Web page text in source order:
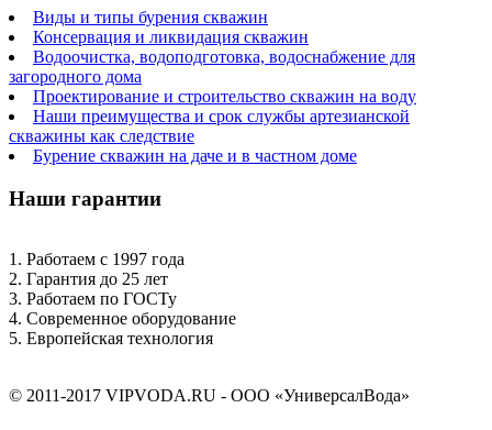
Виды и типы бурения скважин
Консервация и ликвидация скважин
Водоочистка, водоподготовка, водоснабжение для
загородного дома
Проектирование и строительство скважин на воду
Наши преимущества и срок службы артезианской
скважины как следствие
Бурение скважин на даче и в частном доме
Наши гарантии
1. Работаем с 1997 года
2. Гарантия до 25 лет
3. Работаем по ГОСТу
4. Современное оборудование
5. Европейская технология
© 2011-2017 VIPVODA.RU - ООО «УниверсалВода»